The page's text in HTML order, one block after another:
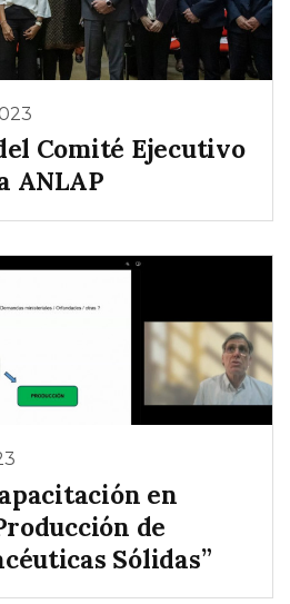
Comité Ejecutivo
ANLAP
en
de
Sólidas”